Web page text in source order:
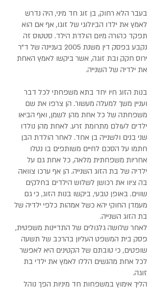
בעבר הלא רחוק, בן זוג חד מיני, היה נדרש
לאמץ את ילדו הביולוגי של זוגו, אף אם הוא
תפקד כהורה מיום הולדת הילד. סטטוס זה
נקבע בפסק דין משנת 2005 בעניינה של ד"ר
ירוס חקק ובת זוגה, אשר ביקשו לאמץ האחת
את ילדיה של השנייה.
בנות הזוג חיו יחד בתא משפחתי לכל דבר
ועניין משך למעלה מעשור. הן צרפו את שם
משפחתה של כל אחת מהן לשמן, ואף הביאו
ילדים לעולם מתרומת זרע. לאחת מהן נולדו
שני בנים ולשנייה בן אחד. לאחר הולדת הבן
חתמו על הסכם לחיים משותפים בו נטלו
אחריות משפחתית מלאה, כל אחת גם על
ילדיה של בת הזוג השנייה. הן אף ערכו צוואה
בה ציוו את רכושן לשלוש הילדים בחלקים
שווים. באופן טבעי, ביקשו בנות הזוג, כי גם
מעמדן החוקי יהא כשל אמהות כלפי ילדיה של
בת הזוג השנייה.
לאחר שלושה גלגולים של התדיינות משפטית,
פסק בית המשפט העליון בהרכב של תשעה
שופטים, כי טובתם של הקטינים היא לאפשר
לכל אחת מהנשים הללו לאמץ את ילדי בת
זוגה.
הליך אימוץ במשפחות חד מיניות הפך נוהל